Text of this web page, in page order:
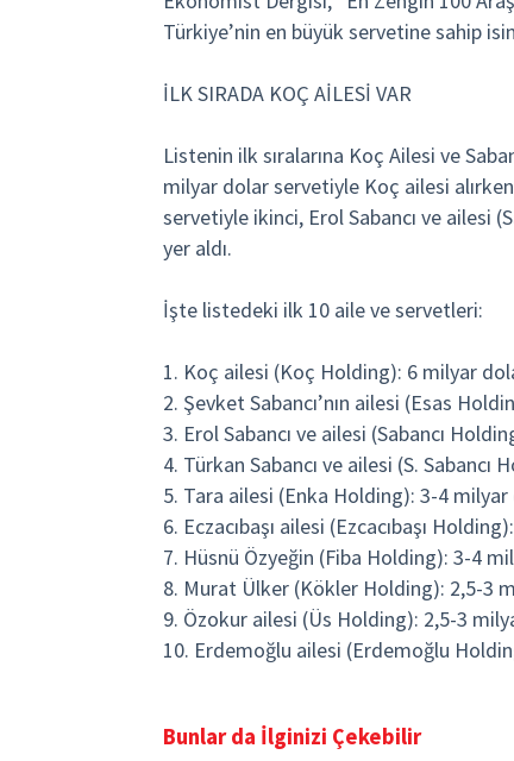
Türkiye’nin en büyük servetine sahip
İLK SIRADA KOÇ AİLESİ VAR
Listenin ilk sıralarına Koç Ailesi ve
milyar dolar servetiyle Koç ailesi
servetiyle ikinci, Erol Sabancı ve ailesi
yer aldı.
İşte listedeki ilk 10 aile ve servetleri:
1. Koç ailesi (Koç Holding): 6 milyar
2. Şevket Sabancı’nın ailesi (Esas
3. Erol Sabancı ve ailesi (Sabancı
4. Türkan Sabancı ve ailesi (S.
5. Tara ailesi (Enka Holding): 3-4
6. Eczacıbaşı ailesi (Ezcacıbaşı
7. Hüsnü Özyeğin (Fiba Holding): 3-4
8. Murat Ülker (Kökler Holding): 2,5-3
9. Özokur ailesi (Üs Holding): 2,5-3
10. Erdemoğlu ailesi (Erdemoğlu
Bunlar da İlginizi Çekebilir